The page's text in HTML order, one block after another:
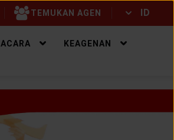
TEMUKAN AGEN ID
ACARA KEAGENAN
ID EN